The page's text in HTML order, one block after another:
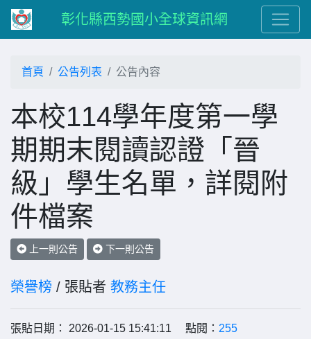
彰化縣西勢國小全球資訊網
首頁 公告列表 公告內容
本校114學年度第一學
期期末閱讀認證「晉
級」學生名單，詳閱附
件檔案
上一則公告 下一則公告
榮譽榜 / 張貼者 教務主任
張貼日期： 2026-01-15 15:41:11 點閱： 255